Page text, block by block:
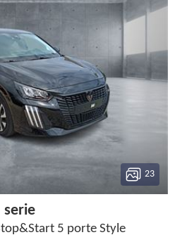
23
serie
5 porte Style